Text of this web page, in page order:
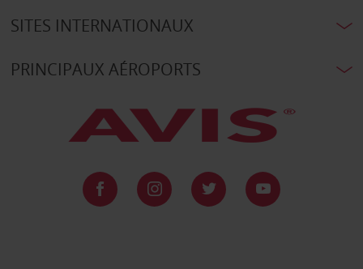
SITES INTERNATIONAUX
PRINCIPAUX AÉROPORTS